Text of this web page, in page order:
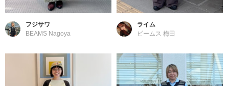
フジサワ
BEAMS Nagoya
ライム
ビームス 梅田